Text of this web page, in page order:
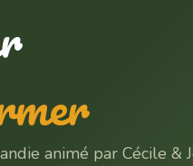
animé par Cécile &